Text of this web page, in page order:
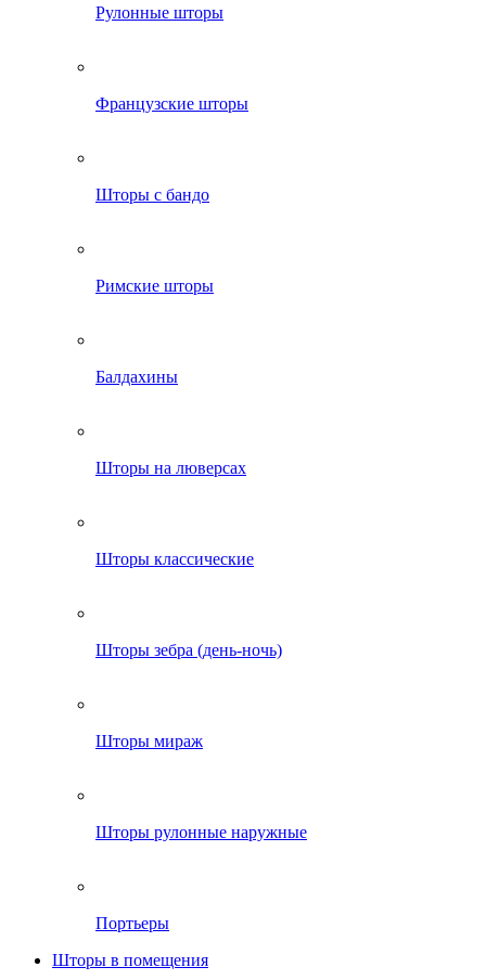
Рулонные шторы
Французские шторы
Шторы с бандо
Римские шторы
Балдахины
Шторы на люверсах
Шторы классические
Шторы зебра (день-ночь)
Шторы мираж
Шторы рулонные наружные
Портьеры
Шторы в помещения